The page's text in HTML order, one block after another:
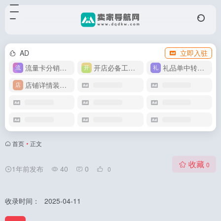
AD
立即入驻
流量卡分销代理
开店必备工具箱
礼品单中转同步单
店铺详情装修模版
首页 • 正文
1年前发布 40 0 0 收藏 0
收录时间： 2025-04-11